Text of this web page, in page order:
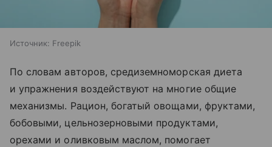
Источник: Freepik
По словам авторов, средиземноморская диета
и упражнения воздействуют на многие общие
механизмы. Рацион, богатый овощами, фруктами,
бобовыми, цельнозерновыми продуктами,
орехами и оливковым маслом, помогает